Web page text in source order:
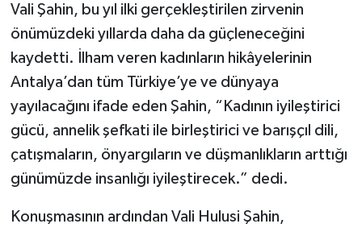
Vali Şahin, bu yıl ilki gerçekleştirilen zirvenin
önümüzdeki yıllarda daha da güçleneceğini
kaydetti. İlham veren kadınların hikâyelerinin
Antalya’dan tüm Türkiye’ye ve dünyaya
yayılacağını ifade eden Şahin, “Kadının iyileştirici
gücü, annelik şefkati ile birleştirici ve barışçıl dili,
çatışmaların, önyargıların ve düşmanlıkların arttığı
günümüzde insanlığı iyileştirecek.” dedi.
Konuşmasının ardından Vali Hulusi Şahin,